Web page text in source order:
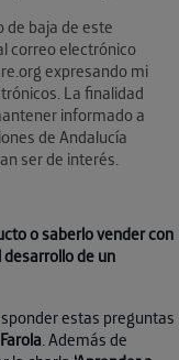
de baja de este
correo electrónico
expresando mi
La finalidad
informado a
de Andalucía
ser de interés.
o saberlo vender con
desarrollo de un
estas preguntas
. Además de